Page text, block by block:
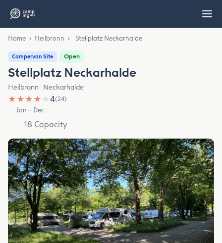
Home › Heilbronn › Stellplatz Neckarhalde
Campervan Site Open
Stellplatz Neckarhalde
Heilbronn · Neckarhalde
★ ★ ★ ★ ★4(24)
Jan – Dec
18 Capacity